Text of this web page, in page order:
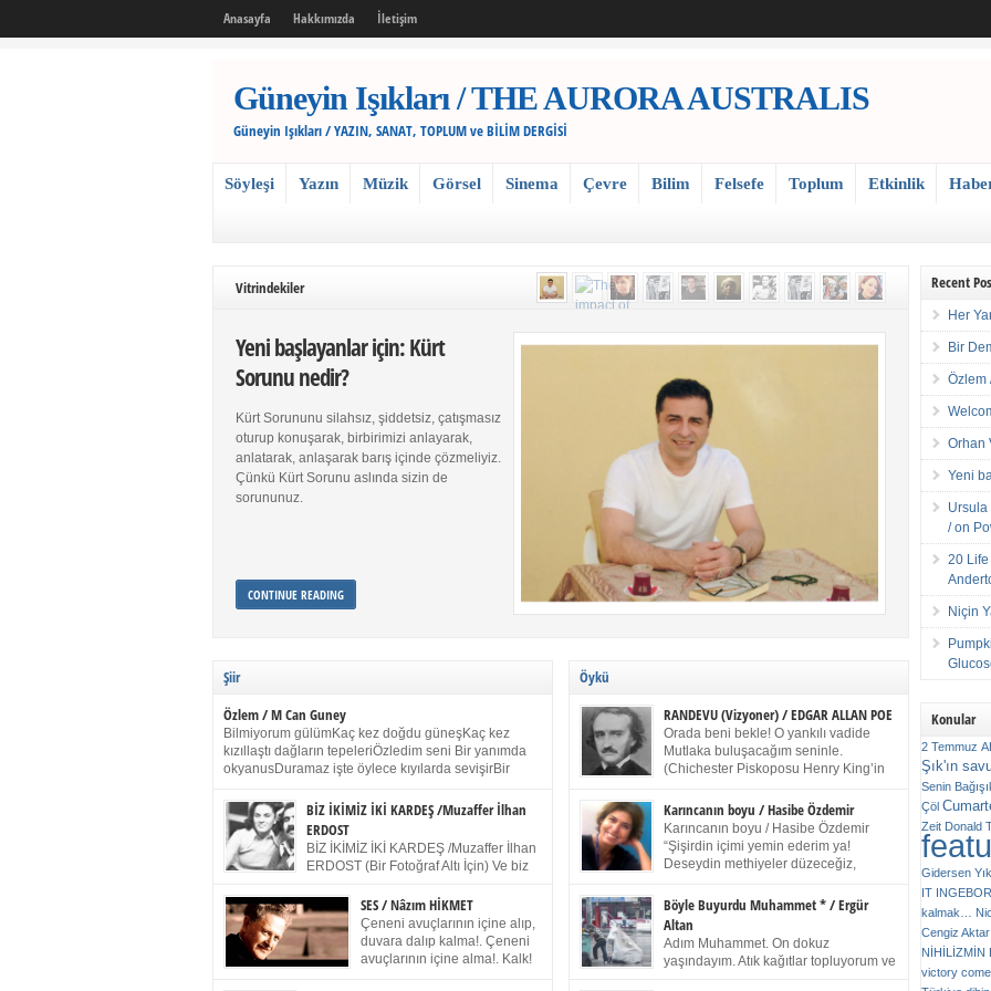
Anasayfa Hakkımızda İletişim
Güneyin Işıkları / THE AURORA AUSTRALIS
Güneyin Işıkları / YAZIN, SANAT, TOPLUM ve BİLİM DERGİSİ
Söyleşi Yazın Müzik Görsel Sinema Çevre Bilim Felsefe Toplum Etkinlik
Vitrindekiler
Yeni başlayanlar için: Kürt
Sorunu nedir?
Kürt Sorununu silahsız, şiddetsiz, çatışmasız
oturup konuşarak, birbirimizi anlayarak,
anlatarak, anlaşarak barış içinde çözmeliyiz.
Çünkü Kürt Sorunu aslında sizin de
sorununuz.
CONTINUE READING
Şiir
Özlem / M Can Guney
Bilmiyorum gülümKaç kez doğdu güneşKaç kez
kızıllaştı dağların tepeleriÖzledim seni Bir yanımda
okyanusDuramaz işte öylece kıyılarda sevişirBir
dururSokulur yalnızlığıma kokun olur Gözlerim bir
buruk gülümsemeDudağımda buğusu
öpüşlerinGeceler boyuÖzledim seni 2004 Haziran
Sydney / Toplumsal Kaynak / Memduh Güney
BİZ İKİMİZ İKİ KARDEŞ /Muzaffer İlhan
ERDOST
BİZ İKİMİZ İKİ KARDEŞ /Muzaffer İlhan
ERDOST (Bir Fotoğraf Altı İçin) Ve biz
Duracağız Fotoğrafımızda durduğumuz gibi Benim
ellerimde kelepçe Yüzümde yapay bir gülüş
(Kelepçeyi yadırgamanın gülüşü belki İlk kez olduğu
için Sonra alıştım Ve unuttum sonra kelepçeyi
SES / Nâzım HİKMET
Çeneni avuçlarının içine alıp,
duvara dalıp kalma!. Çeneni
avuçlarının içine alma!. Kalk!
Öykü
RANDEVU (Vizyoner) / EDGAR ALLAN POE
Orada beni bekle! O yankılı vadide
Mutlaka buluşacağım seninle.
(Chichester Piskoposu Henry King’in
Talihsiz ve gizemli adam! – Sen ki kendi hayal
gücünün parlaklığıyla afalladın, gençliğinin alevleri
arasına düştün! Hayalimde seni tekrar görüyorum!
Bir kez daha önümde duruyor siluetin! – Olduğun –
ah olduğun gibi değil soğuk vadide ve gölgelerin […]
Karıncanın boyu / Hasibe Özdemir
Karıncanın boyu / Hasibe Özdemir
“Şişirdin içimi yemin ederim ya!
Deseydin methiyeler düzeceğiz,
titriyor. “Sana gel demedim kızım.” diyorum sakince.
“Takıldın peşime madem, ne duyarsan
katlanacaksın.” Bir sigara yakıyor. Başını yana yatırıp,
bezmiş annelerin yılgın bakışıyla süzüyor beni.
Kaşlarımı kaldırıp ona bakıyorum ben de. Pes ediyor.
Böyle Buyurdu Muhammet * / Ergür
Altan
Adım Muhammet. On dokuz
yaşındayım. Atık kağıtlar topluyorum ve
Recent
Her
Bir
Özlem
Orhan
Yeni
Ursula
/ on
20
Niçin
Konular
2 Temmuz
Şık'ın
Senin
Çöl
Zeit Donald
Gidersen
IT
kalmak…
Cengiz Aktar
NİHİLİZMİN
victory